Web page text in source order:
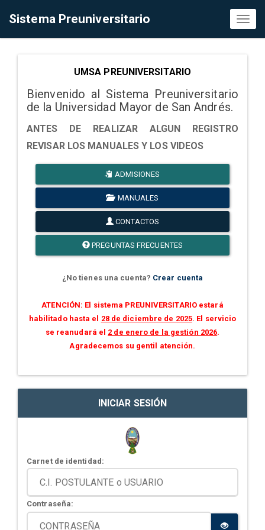
Sistema Preuniversitario
UMSA PREUNIVERSITARIO
Bienvenido al Sistema Preuniversitario
de la Universidad Mayor de San Andrés.
ANTES DE REALIZAR ALGUN REGISTRO
REVISAR LOS MANUALES Y LOS VIDEOS
ADMISIONES
MANUALES
CONTACTOS
PREGUNTAS FRECUENTES
¿No tienes una cuenta? Crear cuenta
ATENCIÓN: El sistema PREUNIVERSITARIO estará
habilitado hasta el 28 de diciembre de 2025. El servicio
se reanudará el 2 de enero de la gestión 2026.
Agradecemos su gentil atención.
INICIAR SESIÓN
Carnet de identidad:
Contraseña: